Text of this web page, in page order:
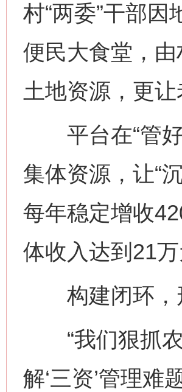
村“两委”干部
便民大食堂，
土地资源，更
平台在“管好
集体资源，让“
每年稳定增收
体收入达到21
构建闭环，
“我们狠抓农
解‘三资’管理难